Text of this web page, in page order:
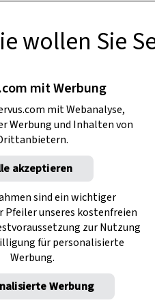
abgelaufen.
hier verlosen
wollen Sie
mit Werbung
mit Webanalyse,
Werbung und Inhalten von
akzeptieren
sind ein wichtiger
unseres kostenfreien
zur Nutzung
für personalisierte
Werbung.
Werbung